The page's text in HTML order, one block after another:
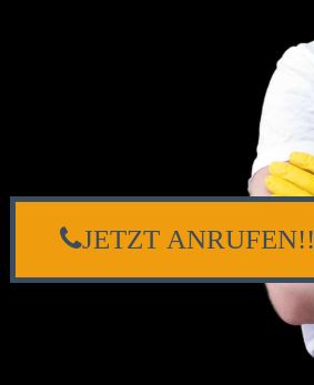
JETZT ANRUFEN!!